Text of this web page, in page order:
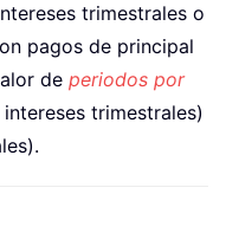
trimestrales o
pagos de principal
de periodos por
trimestrales)